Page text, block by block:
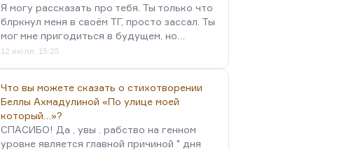
Я могу рассказать про тебя. Ты только что
блркнул меня в своём ТГ, просто зассал. Ты
мог мне пригодиться в будущем, но…
12 июля, 15:25
Что вы можете сказать о стихотворении
Беллы Ахмадулиной «По улице моей
который…»?
СПАСИБО! Да , увы . рабство на генном
уровне является главной причиной " дня